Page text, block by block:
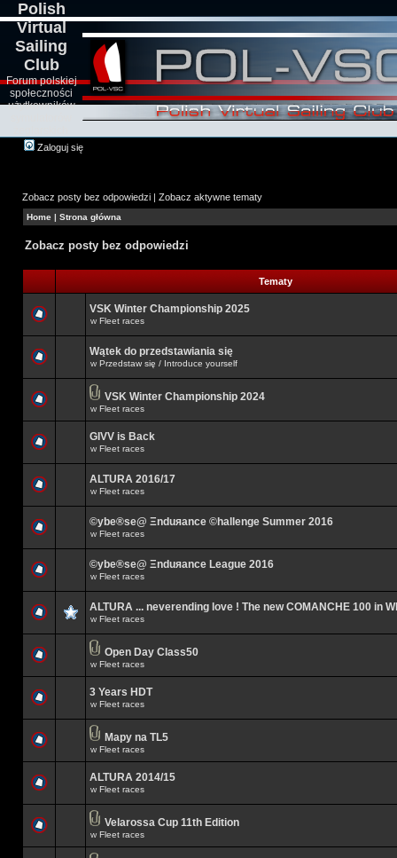
Polish
Virtual
Sailing
Club
Forum polskiej
społeczności
użytkowników
Zaloguj się
Zobacz posty bez odpowiedzi | Zobacz aktywne tematy
Home | Strona główna
Zobacz posty bez odpowiedzi
Tematy
VSK Winter Championship 2025
w Fleet races
Wątek do przedstawiania się
w Przedstaw się / Introduce yourself
VSK Winter Championship 2024
w Fleet races
GIVV is Back
w Fleet races
ALTURA 2016/17
w Fleet races
©ybe®se@ Ξnduяance ©hallenge Summer 2016
w Fleet races
©ybe®se@ Ξnduяance League 2016
w Fleet races
ALTURA ... neverending love ! The new COMANCHE 100 in
w Fleet races
Open Day Class50
w Fleet races
3 Years HDT
w Fleet races
Mapy na TL5
w Fleet races
ALTURA 2014/15
w Fleet races
Velarossa Cup 11th Edition
w Fleet races